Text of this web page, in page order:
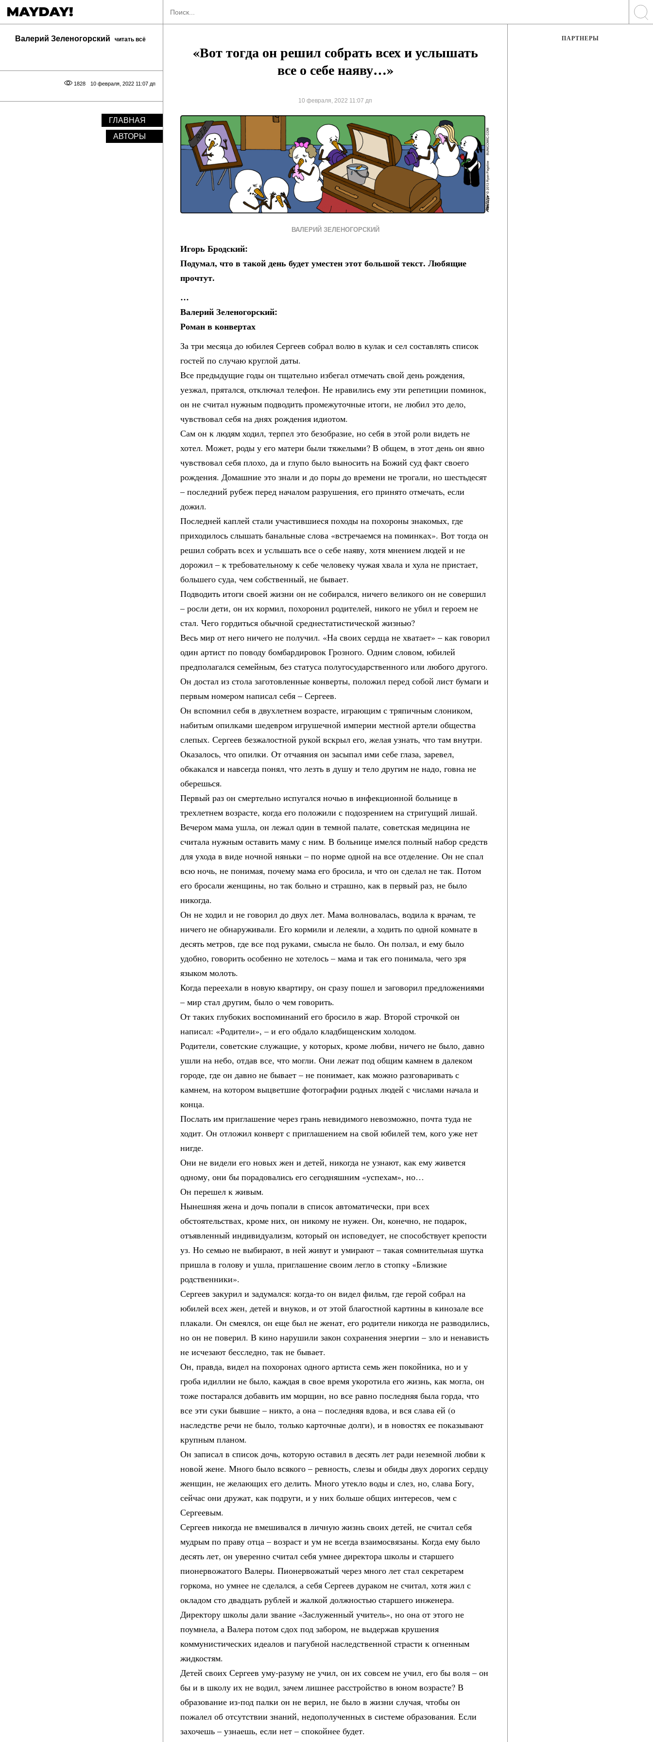
Валерий Зеленогорский читать всё
10 февраля, 2022 11:07 дп
1828
ГЛАВНАЯ
АВТОРЫ
«Вот тогда он решил собрать всех и услышать
все о себе наяву…»
10 февраля, 2022 11:07 дп
ВАЛЕРИЙ ЗЕЛЕНОГОРСКИЙ
Игорь Бродский:
Подумал, что в такой день будет уместен этот большой текст. Любящие
прочтут.
…
Валерий Зеленогорский:
Роман в конвертах
За три месяца до юбилея Сергеев собрал волю в кулак и сел составлять список
гостей по случаю круглой даты.
Все предыдущие годы он тщательно избегал отмечать свой день рождения,
уезжал, прятался, отключал телефон. Не нравились ему эти репетиции поминок,
он не считал нужным подводить промежуточные итоги, не любил это дело,
чувствовал себя на днях рождения идиотом.
Сам он к людям ходил, терпел это безобразие, но себя в этой роли видеть не
хотел. Может, роды у его матери были тяжелыми? В общем, в этот день он явно
чувствовал себя плохо, да и глупо было выносить на Божий суд факт своего
рождения. Домашние это знали и до поры до времени не трогали, но шестьдесят
– последний рубеж перед началом разрушения, его принято отмечать, если
дожил.
Последней каплей стали участившиеся походы на похороны знакомых, где
приходилось слышать банальные слова «встречаемся на поминках». Вот тогда он
решил собрать всех и услышать все о себе наяву, хотя мнением людей и не
дорожил – к требовательному к себе человеку чужая хвала и хула не пристает,
большего суда, чем собственный, не бывает.
Подводить итоги своей жизни он не собирался, ничего великого он не совершил
– росли дети, он их кормил, похоронил родителей, никого не убил и героем не
стал. Чего гордиться обычной среднестатистической жизнью?
Весь мир от него ничего не получил. «На своих сердца не хватает» – как говорил
один артист по поводу бомбардировок Грозного. Одним словом, юбилей
предполагался семейным, без статуса полугосударственного или любого другого.
Он достал из стола заготовленные конверты, положил перед собой лист бумаги и
первым номером написал себя – Сергеев.
Он вспомнил себя в двухлетнем возрасте, играющим с тряпичным слоником,
набитым опилками шедевром игрушечной империи местной артели общества
слепых. Сергеев безжалостной рукой вскрыл его, желая узнать, что там внутри.
Оказалось, что опилки. От отчаяния он засыпал ими себе глаза, заревел,
обкакался и навсегда понял, что лезть в душу и тело другим не надо, говна не
оберешься.
Первый раз он смертельно испугался ночью в инфекционной больнице в
трехлетнем возрасте, когда его положили с подозрением на стригущий лишай.
Вечером мама ушла, он лежал один в темной палате, советская медицина не
считала нужным оставить маму с ним. В больнице имелся полный набор средств
для ухода в виде ночной няньки – по норме одной на все отделение. Он не спал
всю ночь, не понимая, почему мама его бросила, и что он сделал не так. Потом
его бросали женщины, но так больно и страшно, как в первый раз, не было
никогда.
Он не ходил и не говорил до двух лет. Мама волновалась, водила к врачам, те
ничего не обнаруживали. Его кормили и лелеяли, а ходить по одной комнате в
десять метров, где все под руками, смысла не было. Он ползал, и ему было
удобно, говорить особенно не хотелось – мама и так его понимала, чего зря
языком молоть.
Когда переехали в новую квартиру, он сразу пошел и заговорил предложениями
– мир стал другим, было о чем говорить.
От таких глубоких воспоминаний его бросило в жар. Второй строчкой он
написал: «Родители», – и его обдало кладбищенским холодом.
Родители, советские служащие, у которых, кроме любви, ничего не было, давно
ушли на небо, отдав все, что могли. Они лежат под общим камнем в далеком
городе, где он давно не бывает – не понимает, как можно разговаривать с
камнем, на котором выцветшие фотографии родных людей с числами начала и
конца.
Послать им приглашение через грань невидимого невозможно, почта туда не
ходит. Он отложил конверт с приглашением на свой юбилей тем, кого уже нет
нигде.
Они не видели его новых жен и детей, никогда не узнают, как ему живется
одному, они бы порадовались его сегодняшним «успехам», но…
Он перешел к живым.
Нынешняя жена и дочь попали в список автоматически, при всех
обстоятельствах, кроме них, он никому не нужен. Он, конечно, не подарок,
отъявленный индивидуализм, который он исповедует, не способствует крепости
уз. Но семью не выбирают, в ней живут и умирают – такая сомнительная шутка
пришла в голову и ушла, приглашение своим легло в стопку «Близкие
родственники».
Сергеев закурил и задумался: когда-то он видел фильм, где герой собрал на
юбилей всех жен, детей и внуков, и от этой благостной картины в кинозале все
плакали. Он смеялся, он еще был не женат, его родители никогда не разводились,
но он не поверил. В кино нарушили закон сохранения энергии – зло и ненависть
не исчезают бесследно, так не бывает.
Он, правда, видел на похоронах одного артиста семь жен покойника, но и у
гроба идиллии не было, каждая в свое время укоротила его жизнь, как могла, он
тоже постарался добавить им морщин, но все равно последняя была горда, что
все эти суки бывшие – никто, а она – последняя вдова, и вся слава ей (о
наследстве речи не было, только карточные долги), и в новостях ее показывают
крупным планом.
Он записал в список дочь, которую оставил в десять лет ради неземной любви к
новой жене. Много было всякого – ревность, слезы и обиды двух дорогих сердцу
женщин, не желающих его делить. Много утекло воды и слез, но, слава Богу,
сейчас они дружат, как подруги, и у них больше общих интересов, чем с
Сергеевым.
Сергеев никогда не вмешивался в личную жизнь своих детей, не считал себя
мудрым по праву отца – возраст и ум не всегда взаимосвязаны. Когда ему было
десять лет, он уверенно считал себя умнее директора школы и старшего
пионервожатого Валеры. Пионервожатый через много лет стал секретарем
горкома, но умнее не сделался, а себя Сергеев дураком не считал, хотя жил с
окладом сто двадцать рублей и жалкой должностью старшего инженера.
Директору школы дали звание «Заслуженный учитель», но она от этого не
поумнела, а Валера потом сдох под забором, не выдержав крушения
коммунистических идеалов и пагубной наследственной страсти к огненным
жидкостям.
Детей своих Сергеев уму-разуму не учил, он их совсем не учил, его бы воля – он
бы и в школу их не водил, зачем лишнее расстройство в юном возрасте? В
образование из-под палки он не верил, не было в жизни случая, чтобы он
пожалел об отсутствии знаний, недополученных в системе образования. Если
захочешь – узнаешь, если нет – спокойнее будет.
ПАРТНЕРЫ